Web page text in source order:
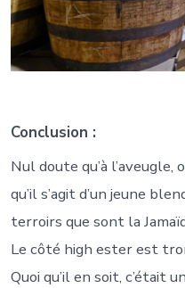
Conclusion :
Nul doute qu’à
qu’il s’agit d’un jeune
terroirs que sont la
Le côté high ester est
Quoi qu’il en soit, c’était